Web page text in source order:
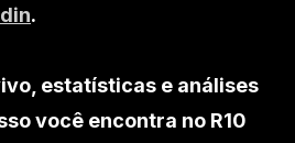
.
estatísticas e análises
você encontra no R10